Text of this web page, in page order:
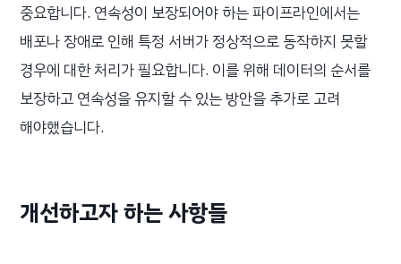
중요합니다. 연속성이 보장되어야 하는 파이프라인에서는
배포나 장애로 인해 특정 서버가 정상적으로 동작하지 못할
경우에 대한 처리가 필요합니다. 이를 위해 데이터의 순서를
보장하고 연속성을 유지할 수 있는 방안을 추가로 고려
해야했습니다.
개선하고자 하는 사항들